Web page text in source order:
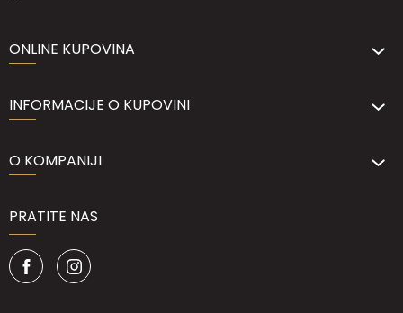
ONLINE KUPOVINA
INFORMACIJE O KUPOVINI
O KOMPANIJI
PRATITE NAS